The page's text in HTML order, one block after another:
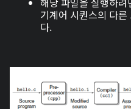
기계어 시퀀스의 다
다.